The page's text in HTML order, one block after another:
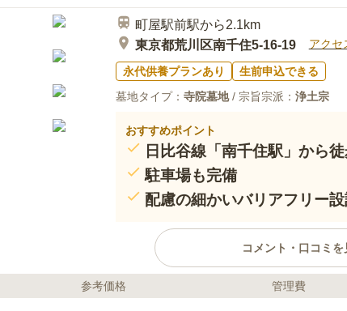
もお供物も予め用意してもらうことができ
町屋駅前駅から2.1km
東京都荒川区南千住5-16-19
アクセ
永代供養プランあり
生前申込できる
墓地タイプ： 寺院墓地/ 宗旨宗派： 浄土宗
おすすめポイント
日比谷線「南千住駅」から
駐車場も完備
配慮の細かいバリアフリー
コメント・口コミを
ライフドット編集部のコメント
参考価格 管理費